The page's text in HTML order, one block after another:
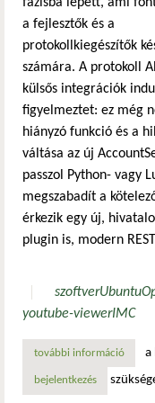
fázisba lépett, ami
a fejlesztők és a
protokollkiegészítők
számára. A protokoll
külsős integrációk
figyelmeztet: ez még
hiányzó funkció és a
váltása az új
passzol Python- vagy
megszabadít a
érkezik egy új,
plugin is, modern
szoftverUbuntu
youtube-viewerIMC
további információa a
bejelentkezés